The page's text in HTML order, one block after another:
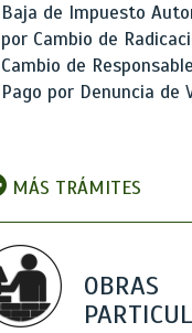
Baja de Impuesto
por Cambio de
Cambio de
Pago por Denuncia de
MÁS TRÁMITES
OBRAS